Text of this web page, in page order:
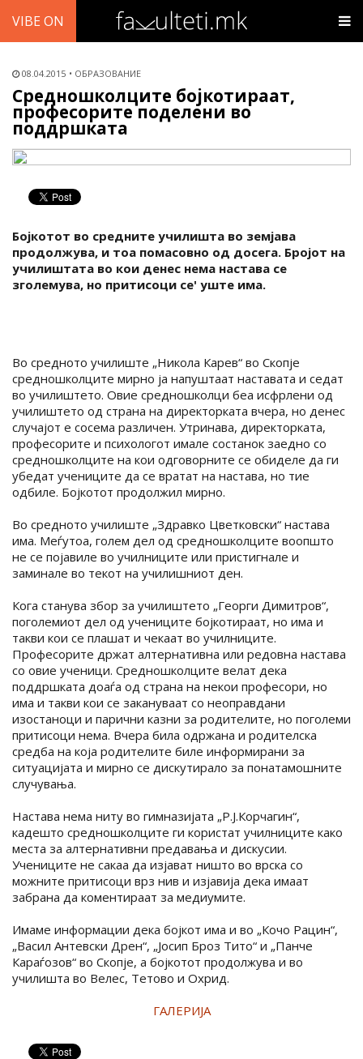
VIBE ON
08.04.2015 ОБРАЗОВАНИЕ
Средношколците бојкотираат,
професорите поделени во
поддршката
Бојкотот во средните училишта во земјава
продолжува, и тоа помасовно од досега. Бројот на
училиштата во кои денес нема настава се
зголемува, но притисоци се' уште има.
Во средното училиште „Никола Карев“ во Скопје
средношколците мирно ја напуштаат наставата и седат
во училиштето. Овие средношколци беа исфрлени од
училиштето од страна на директорката вчера, но денес
случајот е сосема различен. Утринава, директорката,
професорите и психологот имале состанок заедно со
средношколците на кои одговорните се обиделе да ги
убедат учениците да се вратат на настава, но тие
одбиле. Бојкотот продолжил мирно.
Во средното училиште „Здравко Цветковски“ настава
има. Меѓутоа, голем дел од средношколците воопшто
не се појавиле во училниците или пристигнале и
заминале во текот на училишниот ден.
Кога станува збор за училиштето „Георги Димитров“,
поголемиот дел од учениците бојкотираат, но има и
такви кои се плашат и чекаат во училниците.
Професорите држат алтернативна или редовна настава
со овие ученици. Средношколците велат дека
поддршката доаѓа од страна на некои професори, но
има и такви кои се закануваат со неоправдани
изостаноци и парични казни за родителите, но поголеми
притисоци нема. Вчера била одржана и родителска
средба на која родителите биле информирани за
ситуацијата и мирно се дискутирало за понатамошните
случувања.
Настава нема ниту во гимназијата „Р.Ј.Корчагин“,
кадешто средношколците ги користат училниците како
места за алтернативни предавања и дискусии.
Учениците не сакаа да изјават ништо во врска со
можните притисоци врз нив и изјавија дека имаат
забрана да коментираат за медиумите.
Имаме информации дека бојкот има и во „Кочо Рацин“,
„Васил Антевски Дрен“, „Јосип Броз Тито“ и „Панче
Караѓозов“ во Скопје, а бојкотот продолжува и во
училишта во Велес, Тетово и Охрид.
ГАЛЕРИЈА